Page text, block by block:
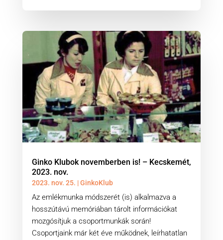
Ginko Klubok novemberben is! – Kecskemét,
2023. nov.
2023. nov. 25. |GinkoKlub
Az emlékmunka módszerét (is) alkalmazva a
hosszútávú memóriában tárolt információkat
mozgósítjuk a csoportmunkák során!
Csoportjaink már két éve működnek, leírhatatlan